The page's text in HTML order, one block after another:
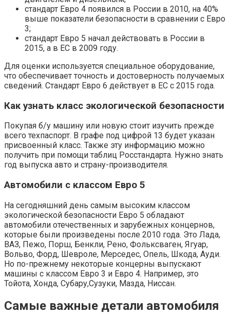
стандарт Евро 4 появился в России в 2010, на 40%
выше показатели безопасности в сравнении с Евро
3;
стандарт Евро 5 начал действовать в России в
2015, а в ЕС в 2009 году.
Для оценки используется специальное оборудование,
что обеспечивает точность и достоверность получаемых
сведений. Стандарт Евро 6 действует в ЕС с 2015 года.
Как узнать класс экологической безопасности
Покупая б/у машину или новую стоит изучить прежде
всего техпаспорт. В графе под цифрой 13 будет указан
присвоенный класс. Также эту информацию можно
получить при помощи таблиц Росстандарта. Нужно знать
год выпуска авто и страну-производителя.
Автомобили с классом Евро 5
На сегодняшний день самым высоким классом
экологической безопасности Евро 5 обладают
автомобили отечественных и зарубежных концернов,
которые были произведены после 2010 года. Это Лада,
ВАЗ, Пежо, Порш, Бенкли, Рено, Фольксваген, Ягуар,
Вольво, Форд, Шевроле, Мерседес, Опель, Шкода, Ауди.
Но по-прежнему некоторые концерны выпускают
машины с классом Евро 3 и Евро 4. Например, это
Тойота, Хонда, Субару,Сузуки, Мазда, Ниссан.
Самые важные детали автомобиля